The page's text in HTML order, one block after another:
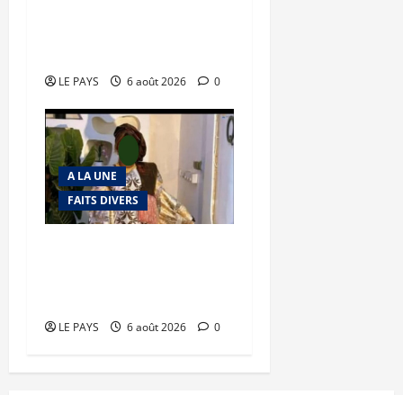
LE PAYS 6 août 2026 0
A LA UNE
FAITS DIVERS
LE PAYS 6 août 2026 0